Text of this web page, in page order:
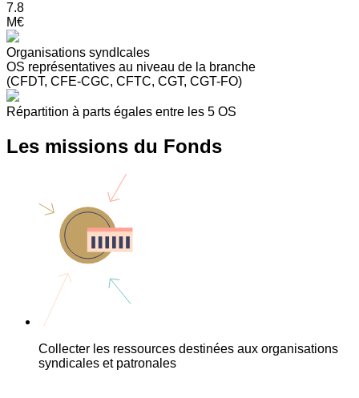
7.8
M€
Organisations syndIcales
OS représentatives au niveau de la branche
(CFDT, CFE-CGC, CFTC, CGT, CGT-FO)
Répartition à parts égales entre les 5 OS
Les missions du Fonds
Collecter les ressources destinées aux organisations
syndicales et patronales